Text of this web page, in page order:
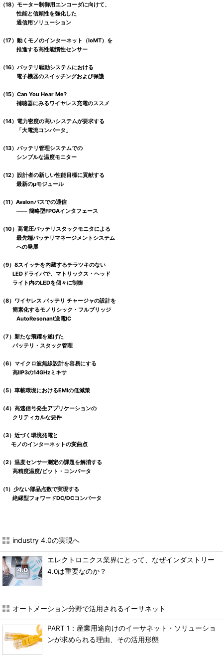
（18）モーター制御用エンコーダに向けて、
性能と信頼性を強化した
通信用ソリューション
（17）動くモノのインターネット（IoMT）を
推進する高性能慣性センサー
（16）バッテリ駆動システムにおける
電子機器のスイッチングおよび保護
（15）Can You Hear Me?
補聴器にみるワイヤレス充電のススメ
（14）電力密度の高いシステムが要求する
「大電流コンバータ」
（13）バッテリ管理システムでの
シンプルな温度モニター
（12）設計者の新しい性能目標に貢献する
最新のμモジュール
（11）Avalonバスでの通信
―― 簡略型FPGAインタフェース
（10）高電圧バッテリスタックモニタによる
最先端バッテリマネージメントシステム
への発展
（9）8スイッチを内蔵するチラツキのない
LEDドライバで、マトリックス・ヘッド
ライト内のLEDを個々に制御
（8）ワイヤレス バッテリ チャージャの設計を
簡素化するモノリシック・フルブリッジ
AutoResonant送電IC
（7）新たな飛躍を遂げた
バッテリ・スタック管理
（6）マイクロ波無線設計を容易にする
高IIP3の14GHzミキサ
（5）車載環境におけるEMIの低減策
（4）高速信号発生アプリケーションの
クリティカルな要件
（3）近づく環境発電と
モノのインターネットの変曲点
（2）温度センサー測定の課題を解消する
高精度温度/ビット・コンバータ
（1）少ない部品点数で実現する
絶縁型フォワードDC/DCコンバータ
industry 4.0の実現へ
エレクトロニクス業界にとって、なぜインダストリー
4.0は重要なのか？
オートメーション分野で活用されるイーサネット
PART 1：産業用途向けのイーサネット・ソリューショ
ンが求められる理由、その活用形態